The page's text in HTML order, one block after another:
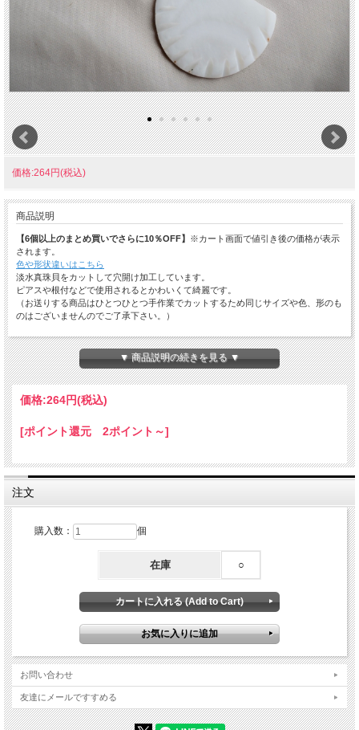
価格:264円(税込)
商品説明
【6個以上のまとめ買いでさらに10％OFF】 ※カート画面で値引き後の価格が表示
されます。
色や形状違いはこちら
淡水真珠貝をカットして穴開け加工しています。
ピアスや根付などで使用されるとかわいくて綺麗です。
（お送りする商品はひとつひとつ手作業でカットするため同じサイズや色、形のも
のはございませんのでご了承下さい。）
☆ひとことメモ☆ 和名：淡水真珠貝 学名：Cristaria plicata 生息地：アジア大陸
▼ 商品説明の続きを見る ▼
価格:264円(税込)
[ポイント還元 2ポイント～]
注文
購入数： 個
在庫 ○
お問い合わせ
友達にメールですすめる